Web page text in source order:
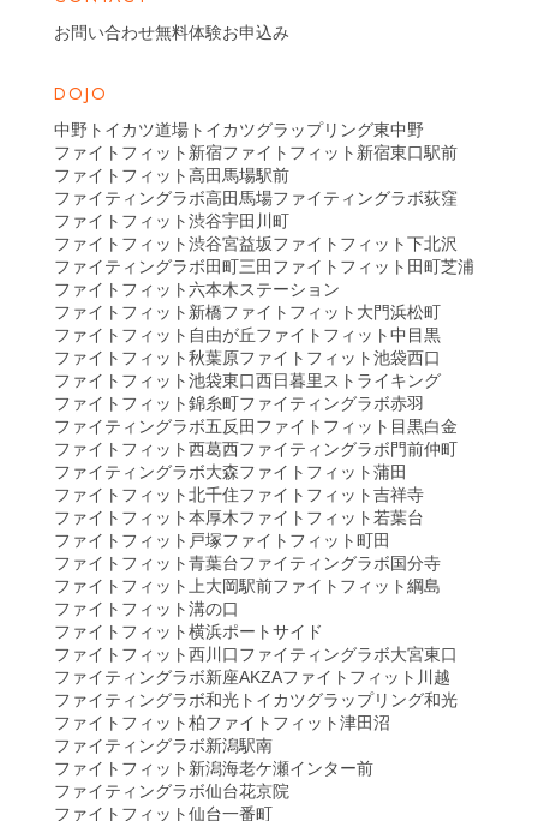
お問い合わせ無料体験お申込み
DOJO
中野トイカツ道場トイカツグラップリング東中野
ファイトフィット新宿ファイトフィット新宿東口駅前
ファイトフィット高田馬場駅前
ファイティングラボ高田馬場ファイティングラボ荻窪
ファイトフィット渋谷宇田川町
ファイトフィット渋谷宮益坂ファイトフィット下北沢
ファイティングラボ田町三田 ファイトフィット田町芝浦
ファイトフィット六本木ステーション
ファイトフィット新橋ファイトフィット大門浜松町
ファイトフィット自由が丘ファイトフィット中目黒
ファイトフィット秋葉原ファイトフィット池袋西口
ファイトフィット池袋東口西日暮里ストライキング
ファイトフィット錦糸町ファイティングラボ赤羽
ファイティングラボ五反田 ファイトフィット目黒白金
ファイトフィット西葛西ファイティングラボ門前仲町
ファイティングラボ大森ファイトフィット蒲田
ファイトフィット北千住ファイトフィット吉祥寺
ファイトフィット本厚木ファイトフィット若葉台
ファイトフィット戸塚ファイトフィット町田
ファイトフィット青葉台ファイティングラボ国分寺
ファイトフィット上大岡駅前ファイトフィット綱島
ファイトフィット溝の口
ファイトフィット横浜ポートサイド
ファイトフィット西川口ファイティングラボ大宮東口
ファイティングラボ新座AKZAファイトフィット川越
ファイティングラボ和光トイカツグラップリング和光
ファイトフィット柏ファイトフィット津田沼
ファイティングラボ新潟駅南
ファイトフィット新潟海老ケ瀬インター前
ファイティングラボ仙台花京院
ファイトフィット仙台一番町